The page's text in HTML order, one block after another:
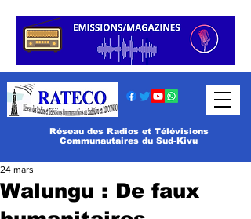
Réseau des Radios et Télévisions
Communautaires du Sud-Kivu
Walungu : De faux
24 mars